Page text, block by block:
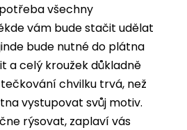
všechny
vám bude stačit udělat
bude nutné do plátna
a celý kroužek důkladně
chvilku trvá, než
vystupovat svůj motiv.
rýsovat, zaplaví vás